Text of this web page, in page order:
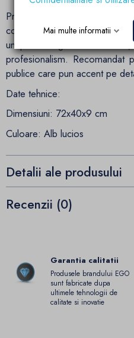
Privado de la Ego Interiors
completarea si optimizarea
un plus de igiena si
profesionalism. Recomandat
publice care pun accent pe
Date tehnice:
Dimensiuni: 72x40x9 cm
Culoare: Alb lucios
Detalii ale produsului
Recenzii (0)
Garantia calitatii
Produsele brandului EGO
sunt fabricate dupa
ultimele tehnologii de
calitate si inovatie
Mai multe informatii